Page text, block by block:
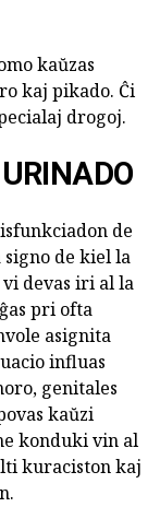
kaŭzas
kaj pikado. Ĉi
drogoj.
de
signo de kiel la
devas iri al la
pri ofta
asignita
influas
genitales
kaŭzi
konduki vin al
kuraciston kaj